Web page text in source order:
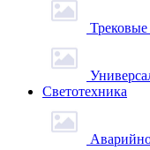
Светотехника